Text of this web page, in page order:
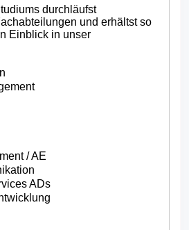
durchläufst
und erhältst so
Einblick in unser
/ AE
ADs